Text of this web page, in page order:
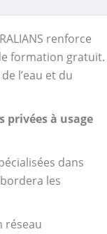
renforce
formation gratuit.
l’eau et du
à usage
dans
les
réseau